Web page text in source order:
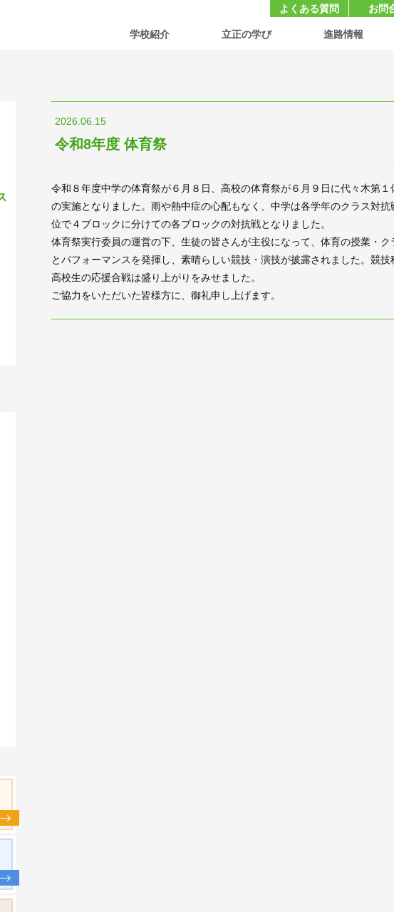
大学付属 立正中学校・高等学校
学校紹介 立正の学び 進路情報
よくある質問 お問
2026.06.15
令和8年度 体育祭
令和８年度中学の体育祭が６月８日、高校の体育祭が６月９日に代々木第
の実施となりました。雨や熱中症の心配もなく、中学は各学年のクラス対
位で４ブロックに分けての各ブロックの対抗戦となりました。
体育祭実行委員の運営の下、生徒の皆さんが主役になって、体育の授業・
とパフォーマンスを発揮し、素晴らしい競技・演技が披露されました。競
高校生の応援合戦は盛り上がりをみせました。
ご協力をいただいた皆様方に、御礼申し上げます。